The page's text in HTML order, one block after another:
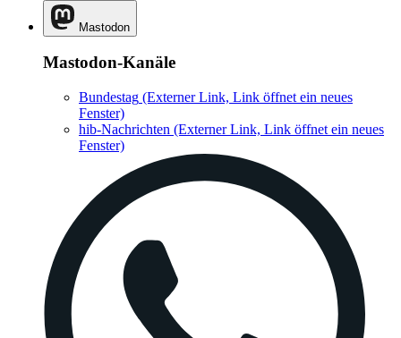
Mastodon
Mastodon-Kanäle
Bundestag (Externer Link, Link öffnet ein neues
Fenster)
hib-Nachrichten (Externer Link, Link öffnet ein neues
Fenster)